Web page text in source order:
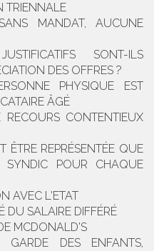
TRIENNALE
MANDAT, AUCUNE
SONT-ILS
DES OFFRES ?
PHYSIQUE EST
ÂGÉ
CONTENTIEUX
ÊTRE REPRÉSENTÉE QUE
POUR CHAQUE
AVEC L'ETAT
DU SALAIRE DIFFÉRÉ
MCDONALD'S
GARDE DES ENFANTS,